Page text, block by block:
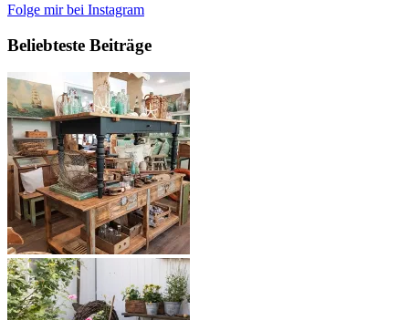
Folge mir bei Instagram
Beliebteste Beiträge